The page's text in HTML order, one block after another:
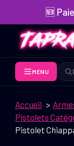
contenu
🆕
MENU
Accueil
Pistolets
Pistolet